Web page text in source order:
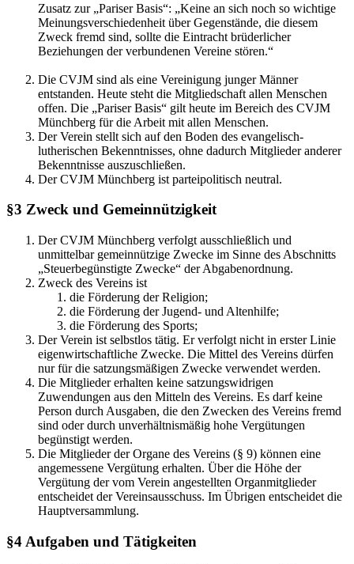
Zusatz zur „Pariser Basis“: „Keine an sich noch so wichtige
Meinungsverschiedenheit über Gegenstände, die diesem
Zweck fremd sind, sollte die Eintracht brüderlicher
Beziehungen der verbundenen Vereine stören.“
Die CVJM sind als eine Vereinigung junger Männer
entstanden. Heute steht die Mitgliedschaft allen Menschen
offen. Die „Pariser Basis“ gilt heute im Bereich des CVJM
Münchberg für die Arbeit mit allen Menschen.
Der Verein stellt sich auf den Boden des evangelisch-
lutherischen Bekenntnisses, ohne dadurch Mitglieder anderer
Bekenntnisse auszuschließen.
Der CVJM Münchberg ist parteipolitisch neutral.
§3 Zweck und Gemeinnützigkeit
Der CVJM Münchberg verfolgt ausschließlich und
unmittelbar gemeinnützige Zwecke im Sinne des Abschnitts
„Steuerbegünstigte Zwecke“ der Abgabenordnung.
Zweck des Vereins ist
die Förderung der Religion;
die Förderung der Jugend- und Altenhilfe;
die Förderung des Sports;
Der Verein ist selbstlos tätig. Er verfolgt nicht in erster Linie
eigenwirtschaftliche Zwecke. Die Mittel des Vereins dürfen
nur für die satzungsmäßigen Zwecke verwendet werden.
Die Mitglieder erhalten keine satzungswidrigen
Zuwendungen aus den Mitteln des Vereins. Es darf keine
Person durch Ausgaben, die den Zwecken des Vereins fremd
sind oder durch unverhältnismäßig hohe Vergütungen
begünstigt werden.
Die Mitglieder der Organe des Vereins (§ 9) können eine
angemessene Vergütung erhalten. Über die Höhe der
Vergütung der vom Verein angestellten Organmitglieder
entscheidet der Vereinsausschuss. Im Übrigen entscheidet die
Hauptversammlung.
§4 Aufgaben und Tätigkeiten